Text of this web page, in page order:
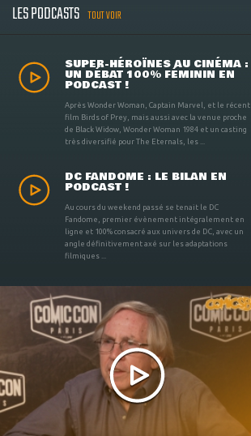
LES PODCASTS TOUT VOIR
SUPER-HÉROÏNES AU CINÉMA :
UN DÉBAT 100% FÉMININ EN
PODCAST !
Après Wonder Woman, Captain Marvel, et le récent
film Birds of Prey, mais aussi avec la venue proche
de Black Widow, Wonder Woman 1984 et un casting
très diversifié pour The Eternals, les ...
DC FANDOME : LE BILAN EN
PODCAST !
Au cours du weekend passé se tenait le DC
Fandome, premier évènement intégralement en
ligne et 100% consacré aux univers de DC, avec un
angle définitivement axé sur les adaptations
filmiques ...